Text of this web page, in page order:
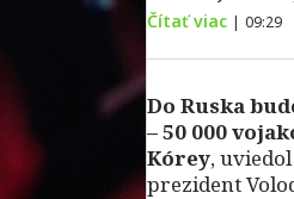
Čítať viac | 09:29
Do Ruska
– 50 000
Kórey,
prezident